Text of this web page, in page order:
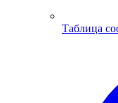
Таблица